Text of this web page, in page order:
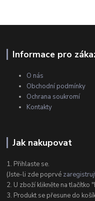
Informace pro
O nás
Obchodní podmínky
Ochrana soukromí
Kontakty
Jak nakupovat
1. Přihlaste se.
(Jste-li zde poprvé
2. U zboží klikněte na tlačítko
3. Produkt se přesune do